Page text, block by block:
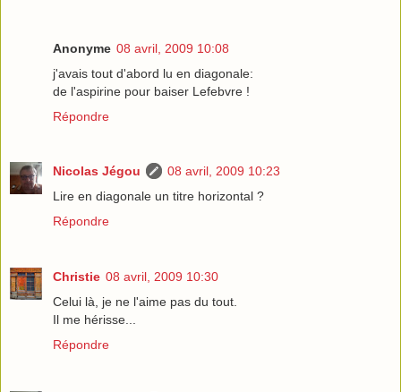
Anonyme 08 avril, 2009 10:08
j'avais tout d'abord lu en diagonale:
de l'aspirine pour baiser Lefebvre !
Répondre
Nicolas Jégou
08 avril, 2009 10:23
Lire en diagonale un titre horizontal ?
Répondre
Christie 08 avril, 2009 10:30
Celui là, je ne l'aime pas du tout.
Il me hérisse...
Répondre